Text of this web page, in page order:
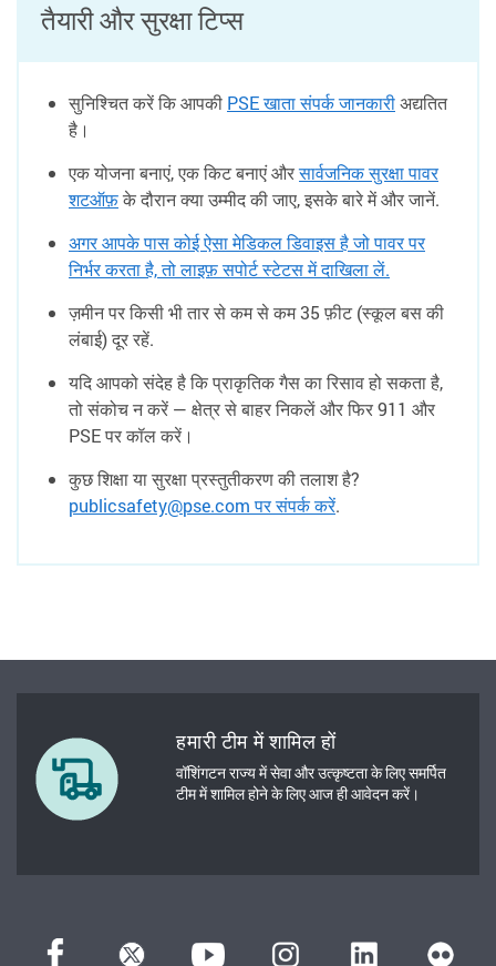
तैयारी और सुरक्षा टिप्स
सुनिश्चित करें कि आपकी PSE खाता संपर्क जानकारीअद्यतित
है।
एक योजना बनाएं, एक किट बनाएं औरसार्वजनिक सुरक्षा पावर
शटऑफ़के दौरान क्या उम्मीद की जाए, इसके बारे में और जानें.
अगर आपके पास कोई ऐसा मेडिकल डिवाइस है जो पावर पर
निर्भर करता है, तो लाइफ़ सपोर्ट स्टेटस में दाखिला लें.
ज़मीन पर किसी भी तार से कम से कम 35 फ़ीट (स्कूल बस की
लंबाई) दूर रहें.
यदि आपको संदेह है कि प्राकृतिक गैस का रिसाव हो सकता है,
तो संकोच न करें — क्षेत्र से बाहर निकलें और फिर 911 और
PSE पर कॉल करें।
कुछ शिक्षा या सुरक्षा प्रस्तुतीकरण की तलाश है?
publicsafety@pse.com पर संपर्क करें.
हमारी टीम में शामिल हों
वॉशिंगटन राज्य में सेवा और उत्कृष्टता के लिए समर्पित
टीम में शामिल होने के लिए आज ही आवेदन करें।